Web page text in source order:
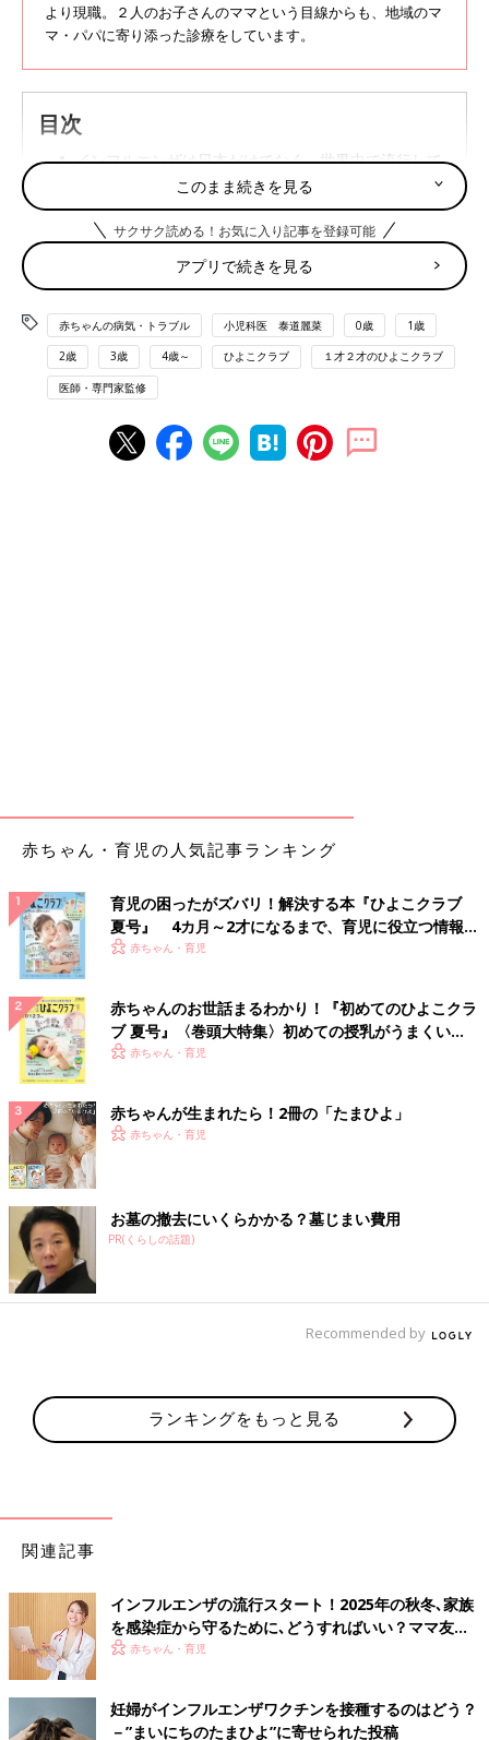
より現職。２人のお子さんのママという目線からも、地域のマ
マ・パパに寄り添った診療をしています。
目次
インフルエンザは日本だけでなく、世界中で流行して
重症化の危険も。疑わしいときは必ず受診しよう！
ワクチン接種のほかにも、自分でできる予防策は何？
インフルエンザは日本だけでなく、世界中で流行し
ている！
ごろからインフルエンザによる学級閉鎖や感染への注意喚起のニ
ュースが流れ世間を騒がせました。国立感染症研究所の報告で
知識を持って、対応することが大切です。
赤ちゃんの感染症 インフルエンザの症状
とケア【医師監修】
赤ちゃんの病気【インフルエンザ】って？感染
重症化の危険も。疑わしいときは必ず受診しよう！
インフルエンザは、インフルエンザウイルスが原因で起こる感染
症です。突然の高熱（通常は38度以上）から始まり、全身倦怠
（けんたい）感、筋肉痛、頭痛、関節痛などの強い全身症状を伴
うのが特徴で、その後、せきや鼻水、咽頭（いんとう）痛などが
小さなお子さんの場合には、全身症状を訴えることは難しいです
が、高熱とともにぐったりすることが多いです。
ただし、ワクチン接種をした人は、微熱だったり、倦怠感が強く
ります。症状が典型的でなくても、周りでインフルエンザが流行
疑って行動した方がいいでしょう。
り命にかかわることもあるということです。
インフルエンザは、健康な人であれば大抵の場合、治療をしなく
ても1週間程度で自然に治ります。ただし、症状が出てから48時
間以内に抗インフルエンザ薬を飲むと発熱期間が1〜2日短くなる
と言われており、本人の症状を早く和らげることはもちろん、そ
れにより合併症や重症化のリスクを減らし、周囲への感染拡大を
防ぐことができます。
このまま続きを見る
サクサク読める！お気に入り記事を登録可能
アプリで続きを見る
赤ちゃんの病気・トラブル 小児科医 泰道麗菜 0歳 1歳
2歳 3歳 4歳～ ひよこクラブ １才２才のひよこクラブ
医師・専門家監修
赤ちゃん・育児の人気記事ランキング
育児の困ったがズバリ！解決する本『ひよこクラブ
夏号』 4カ月～2才になるまで、育児に役立つ情報が
いっぱい！
赤ちゃん・育児
赤ちゃんのお世話まるわかり！『初めてのひよこクラ
ブ 夏号』〈巻頭大特集〉初めての授乳がうまくい
く！ おっぱい・ミルクの基本と夏のトラブル 解決テ
赤ちゃん・育児
赤ちゃんが生まれたら！2冊の「たまひよ」
赤ちゃん・育児
お墓の撤去にいくらかかる？墓じまい費用
PR(くらしの話題)
Recommended by
ランキングをもっと見る
関連記事
インフルエンザの流行スタート！2025年の秋冬､家族
を感染症から守るために､どうすればいい？ママ友ド
クターに聞く
赤ちゃん・育児
妊婦がインフルエンザワクチンを接種するのはどう？
－”まいにちのたまひよ”に寄せられた投稿